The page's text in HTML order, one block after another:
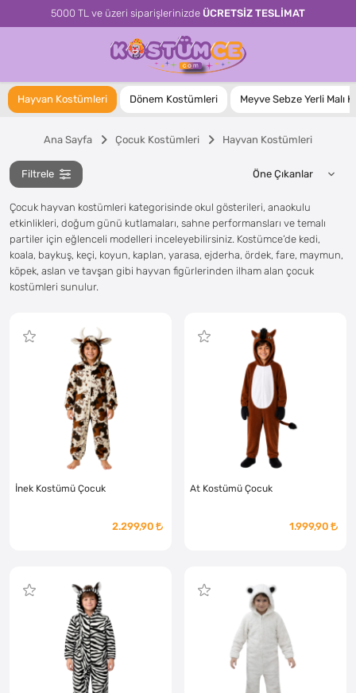
5000 TL ve üzeri siparişlerinizde ÜCRETSİZ TESLİMAT
Hayvan Kostümleri Dönem Kostümleri Meyve Sebze Yerli Malı
Ana Sayfa Çocuk Kostümleri Hayvan Kostümleri
Filtrele
Çocuk hayvan kostümleri kategorisinde okul gösterileri, anaokulu
etkinlikleri, doğum günü kutlamaları, sahne performansları ve temalı
partiler için eğlenceli modelleri inceleyebilirsiniz. Kostümce’de kedi,
koala, baykuş, keçi, koyun, kaplan, yarasa, ejderha, ördek, fare, maymun,
köpek, aslan ve tavşan gibi hayvan figürlerinden ilham alan çocuk
kostümleri sunulur.
İnek Kostümü Çocuk
2.299,90
At Kostümü Çocuk
1.999,90